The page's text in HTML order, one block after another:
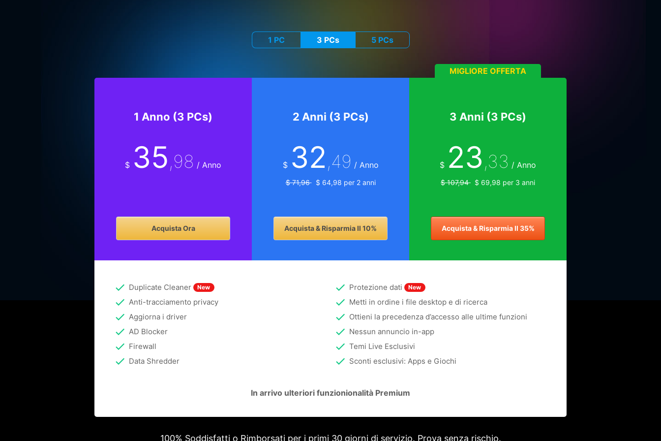
1 PC 3 PCs 5 PCs
1 Anno (3 PCs)
$ 35,98 / Anno
Acquista Ora
2 Anni (3 PCs)
$ 32,49 / Anno
$ 71,96$ 64,98 per 2 anni
Acquista & Risparmia Il 10%
MIGLIORE OFFERTA
3 Anni (3 PCs)
$ 23,33 / Anno
$ 107,94 $ 69,98 per 3 anni
Acquista & Risparmia Il 35%
Duplicate Cleaner New
Anti-tracciamento privacy
Aggiorna i driver
AD Blocker
Firewall
Data Shredder
Protezione dati New
Metti in ordine i file desktop e di ricerca
Ottieni la precedenza d’accesso alle ultime funzioni
Nessun annuncio in-app
Temi Live Esclusivi
Sconti esclusivi: Apps e Giochi
In arrivo ulteriori funzionionalità Premium
100% Soddisfatti o Rimborsati per i primi 30 giorni di servizio. Prova senza rischio.